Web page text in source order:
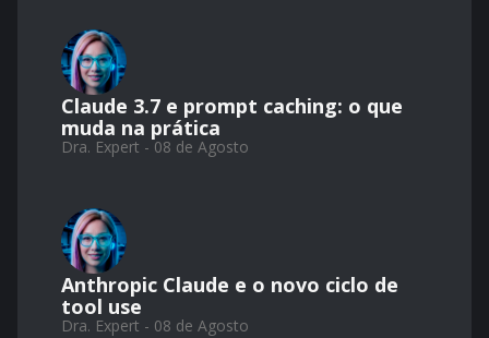
Claude 3.7 e prompt caching: o que
muda na prática
Dra. Expert - 08 de Agosto
Anthropic Claude e o novo ciclo de
tool use
Dra. Expert - 08 de Agosto